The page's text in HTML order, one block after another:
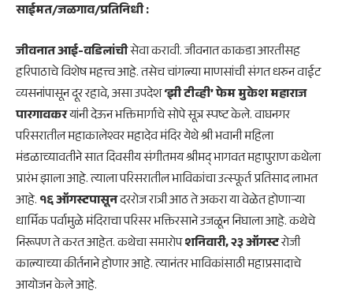
साईमत/जळगाव/प्रतिनिधी :
जीवनात आई-वडिलांचीसेवा करावी. जीवनात काकडा आरतीसह
हरिपाठाचे विशेष महत्त्व आहे. तसेच चांगल्या माणसांची संगत धरुन वाईट
व्यसनांपासून दूर रहावे, असा उपदेश‘झी टीव्ही’ फेम मुकेश महाराज
पारगावकरयांनी देऊन भक्तिमार्गाचे सोपे सूत्र स्पष्ट केले. वाघनगर
परिसरातील महाकालेश्वर महादेव मंदिर येथे श्री भवानी महिला
मंडळाच्यावतीने सात दिवसीय संगीतमय श्रीमद्‌ भागवत महापुराण कथेला
प्रारंभ झाला आहे. त्याला परिसरातील भाविकांचा उत्स्फूर्त प्रतिसाद लाभत
आहे.१६ ऑगस्टपासूनदररोज रात्री आठ ते अकरा या वेळेत होणाऱ्या
धार्मिक पर्वामुळे मंदिराचा परिसर भक्तिरसाने उजळून निघाला आहे. कथेचे
निरूपण ते करत आहेत. कथेचा समारोपशनिवारी, २३ ऑगस्टरोजी
काल्याच्या कीर्तनाने होणार आहे. त्यानंतर भाविकांसाठी महाप्रसादाचे
आयोजन केले आहे.